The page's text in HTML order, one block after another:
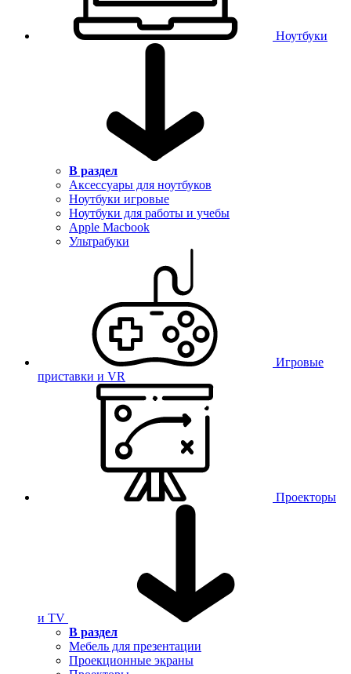
Ноутбуки
В раздел
Аксессуары для ноутбуков
Ноутбуки игровые
Ноутбуки для работы и учебы
Apple Macbook
Ультрабуки
Игровые
приставки и VR
Проекторы
и TV
В раздел
Мебель для презентации
Проекционные экраны